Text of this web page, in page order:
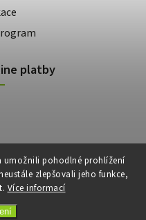
umožnili pohodlné prohlížení
zlepšovali jeho funkce,
Více informací
platby
. Všechna práva vyhrazena.